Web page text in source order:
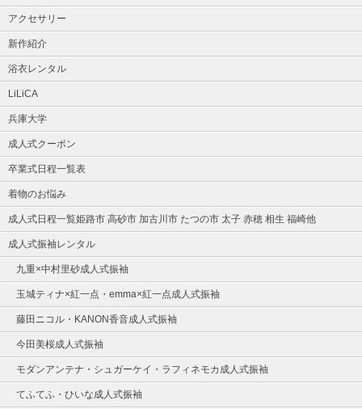
アクセサリー
新作紹介
浴衣レンタル
LiLiCA
兵庫大学
成人式クーポン
卒業式日程一覧表
着物のお悩み
成人式日程一覧姫路市 高砂市 加古川市 たつの市 太子 赤穂 相生 福崎他
成人式振袖レンタル
九重×中村里砂成人式振袖
玉城ティナ×紅一点・emma×紅一点成人式振袖
藤田ニコル・KANON香音成人式振袖
今田美桜成人式振袖
モダンアンテナ・シュガーケイ・ラフィネモカ成人式振袖
てふてふ・ひいな成人式振袖